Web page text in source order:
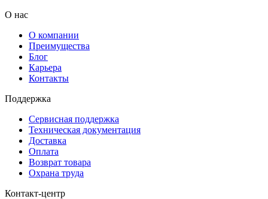
О нас
О компании
Преимущества
Блог
Карьера
Контакты
Поддержка
Сервисная поддержка
Техническая документация
Доставка
Оплата
Возврат товара
Охрана труда
Контакт-центр